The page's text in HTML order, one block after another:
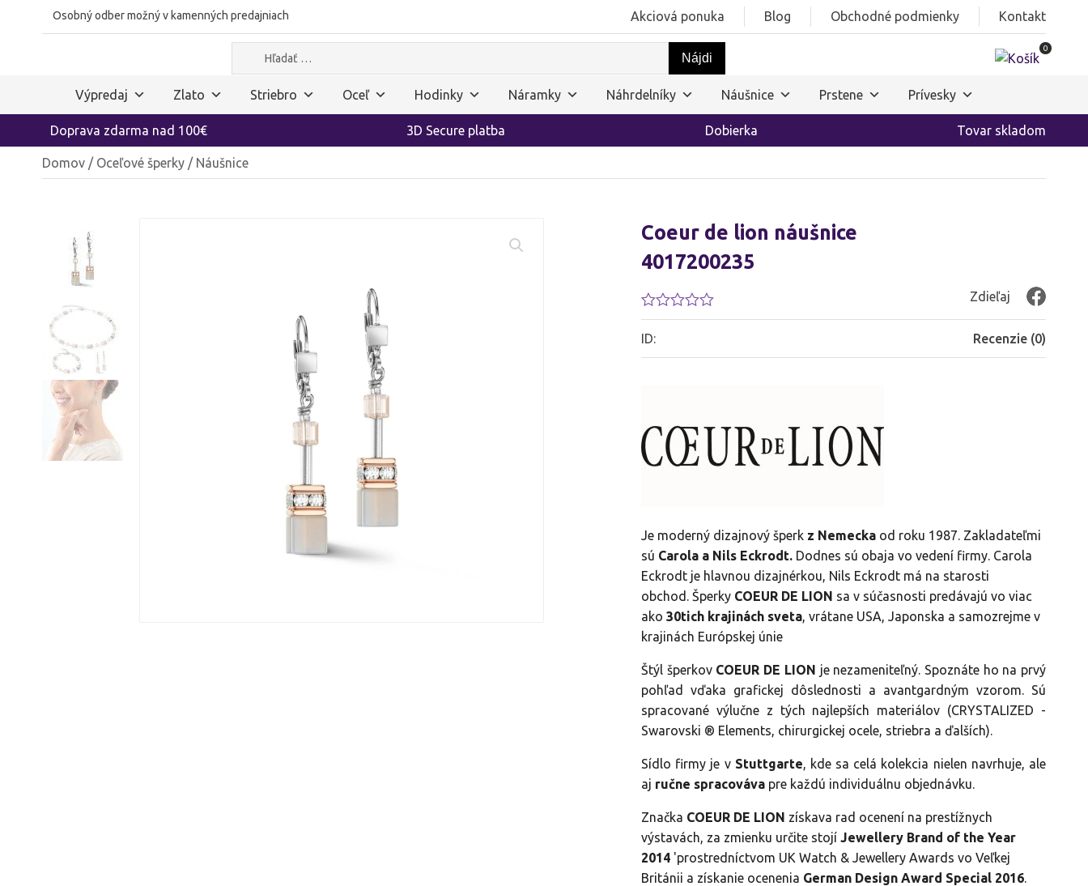
Osobný odber možný v kamenných predajniach Akciová ponuka Blog Obchodné podmienky Kontakt
0
Výpredaj Zlato Striebro Oceľ Hodinky Náramky Náhrdelníky Náušnice Prstene Prívesky
Doprava zdarma nad 100€ 3D Secure platba Dobierka Tovar skladom
Domov / Oceľové šperky / Náušnice
Coeur de lion náušnice
4017200235
Hodnotenie
0.01
z
5
Zdieľaj
ID: Recenzie (0)
Je moderný dizajnový šperk z Nemecka od roku 1987. Zakladateľmi
sú Carola a Nils Eckrodt. Dodnes sú obaja vo vedení firmy. Carola
Eckrodt je hlavnou dizajnérkou, Nils Eckrodt má na starosti
obchod. Šperky COEUR DE LION sa v súčasnosti predávajú vo viac
ako 30tich krajinách sveta, vrátane USA, Japonska a samozrejme v
krajinách Európskej únie
Štýl šperkov COEUR DE LION je nezameniteľný. Spoznáte ho na prvý
pohľad vďaka grafickej dôslednosti a avantgardným vzorom. Sú
spracované výlučne z tých najlepších materiálov (CRYSTALIZED -
Swarovski ® Elements, chirurgickej ocele, striebra a ďalších).
Sídlo firmy je v Stuttgarte, kde sa celá kolekcia nielen navrhuje, ale
aj ručne spracováva pre každú individuálnu objednávku.
Značka COEUR DE LION získava rad ocenení na prestížnych
výstavách, za zmienku určite stojí Jewellery Brand of the Year
2014 'prostredníctvom UK Watch & Jewellery Awards vo Veľkej
Británii a získanie ocenenia German Design Award Special 2016.